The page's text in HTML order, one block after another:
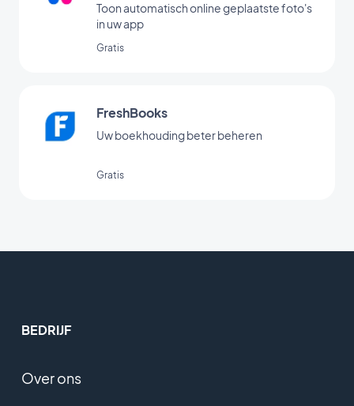
Toon automatisch online geplaatste foto's
in uw app
Gratis
FreshBooks
Uw boekhouding beter beheren
Gratis
BEDRIJF
Over ons